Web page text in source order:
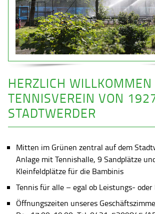
HERZLICH
TENNISVEREIN VON
STADTWERDER
Mitten im Grünen zentral auf dem
Anlage mit Tennishalle, 9 Sandplätze
Kleinfeldplätze für die Bambinis
Tennis für alle – egal ob Leistungs-
Öffnungszeiten unseres